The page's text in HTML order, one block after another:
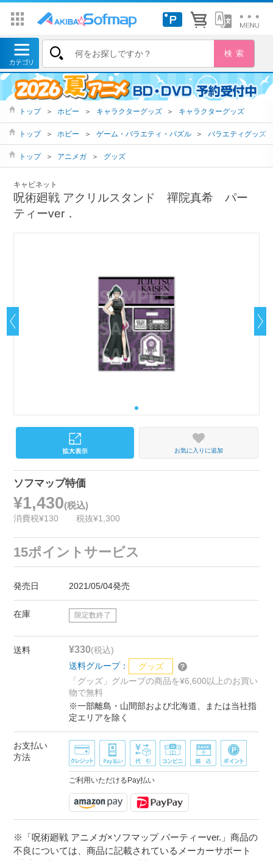
トップ ＞ ホビー ＞ キャラクターグッズ ＞ キャラクターグッズ
トップ ＞ ホビー ＞ ゲーム・バラエティ・パズル ＞ バラエティグッズ
トップ ＞ アニメガ ＞ グッズ
キャビネット
呪術廻戦 アクリルスタンド 禪院真希 パー
ティーver．
お気に入りに追加
ソフマップ特価
¥1,430(税込)
消費税¥130 税抜¥1,300
15ポイントサービス
発売日 2021/05/04発売
在庫 限定数終了
送料 ¥330(税込)
送料グループ：
グッズ
「グッズ」グループの商品を¥6,600以上のお買い
物で無料
※一部離島・山間部および北海道、または当社指
定エリアを除く
お支払い
方法
ご利用いただけるPay払い
※「呪術廻戦 アニメガ×ソフマップ パーティーver.」商品の
不良については、商品に記載されているメーカーサポート